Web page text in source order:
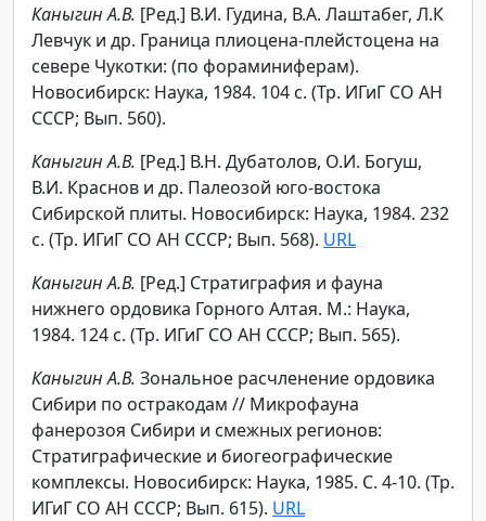
Каныгин А.В. [Ред.] В.И. Гудина, В.А. Лаштабег, Л.К
Левчук и др. Граница плиоцена-плейстоцена на
севере Чукотки: (по фораминиферам).
Новосибирск: Наука, 1984. 104 с. (Тр. ИГиГ СО АН
СССР; Вып. 560).
Каныгин А.В. [Ред.] В.Н. Дубатолов, О.И. Богуш,
В.И. Краснов и др. Палеозой юго-востока
Сибирской плиты. Новосибирск: Наука, 1984. 232
с. (Тр. ИГиГ СО АН СССР; Вып. 568). URL
Каныгин А.В. [Ред.] Стратиграфия и фауна
нижнего ордовика Горного Алтая. М.: Наука,
1984. 124 с. (Тр. ИГиГ СО АН СССР; Вып. 565).
Каныгин А.В. Зональное расчленение ордовика
Сибири по остракодам // Микрофауна
фанерозоя Сибири и смежных регионов:
Стратиграфические и биогеографические
комплексы. Новосибирск: Наука, 1985. С. 4-10. (Тр.
ИГиГ СО АН СССР; Вып. 615). URL